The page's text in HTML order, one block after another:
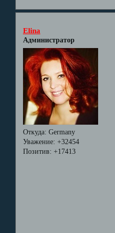
Elina
Администратор
Откуда: Germany
Уважение: +32454
Позитив: +17413